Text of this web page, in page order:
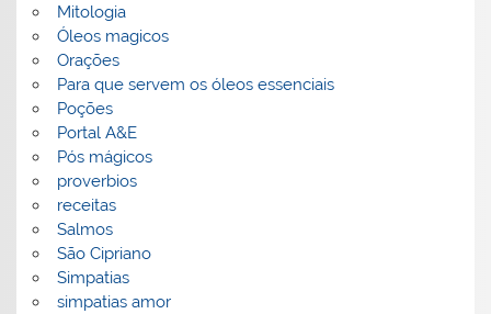
Mitologia
Óleos magicos
Orações
Para que servem os óleos essenciais
Poções
Portal A&E
Pós mágicos
proverbios
receitas
Salmos
São Cipriano
Simpatias
simpatias amor